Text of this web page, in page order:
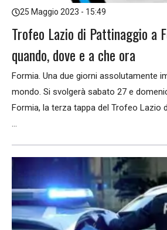
25 Maggio 2023 - 15:49
Trofeo Lazio di Pattinaggio a
quando, dove e a che ora
Formia. Una due giorni assolutamente
mondo. Si svolgerà sabato 27 e
Formia, la terza tappa del Trofeo Lazio
...